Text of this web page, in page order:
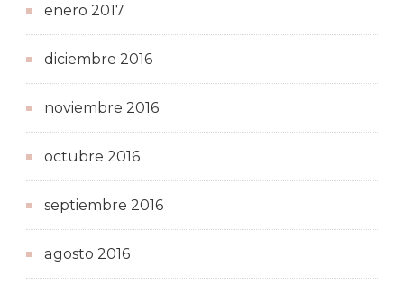
enero 2017
diciembre 2016
noviembre 2016
octubre 2016
septiembre 2016
agosto 2016